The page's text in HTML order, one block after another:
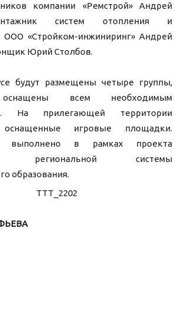
компании «Ремстрой» Андрей
систем отопления и
ООО «Стройком-инжиниринг» Андрей
Юрий Столбов.
будут размещены четыре группы,
всем необходимым
На прилегающей территории
оснащенные игровые площадки.
выполнено в рамках проекта
региональной системы
образования.